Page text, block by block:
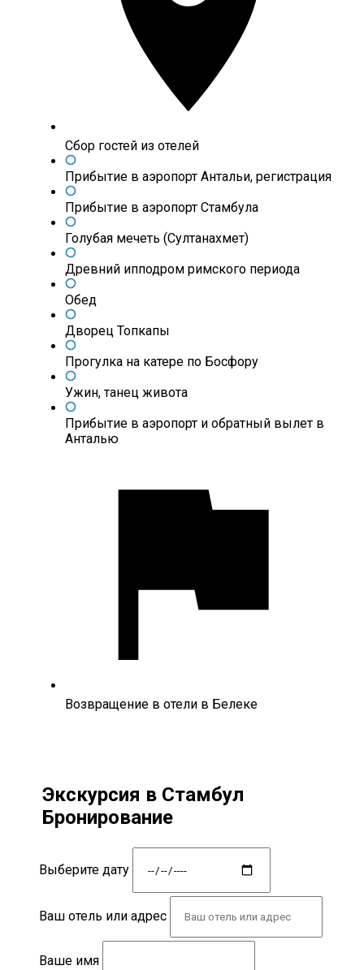
Сбор гостей из отелей
Прибытие в аэропорт Антальи, регистрация
Прибытие в аэропорт Стамбула
Голубая мечеть (Султанахмет)
Древний ипподром римского периода
Обед
Дворец Топкапы
Прогулка на катере по Босфору
Ужин, танец живота
Прибытие в аэропорт и обратный вылет в
Анталью
Возвращение в отели в Белеке
Экскурсия в Стамбул
Бронирование
Выберите дату
Ваш отель или адрес
Ваше имя